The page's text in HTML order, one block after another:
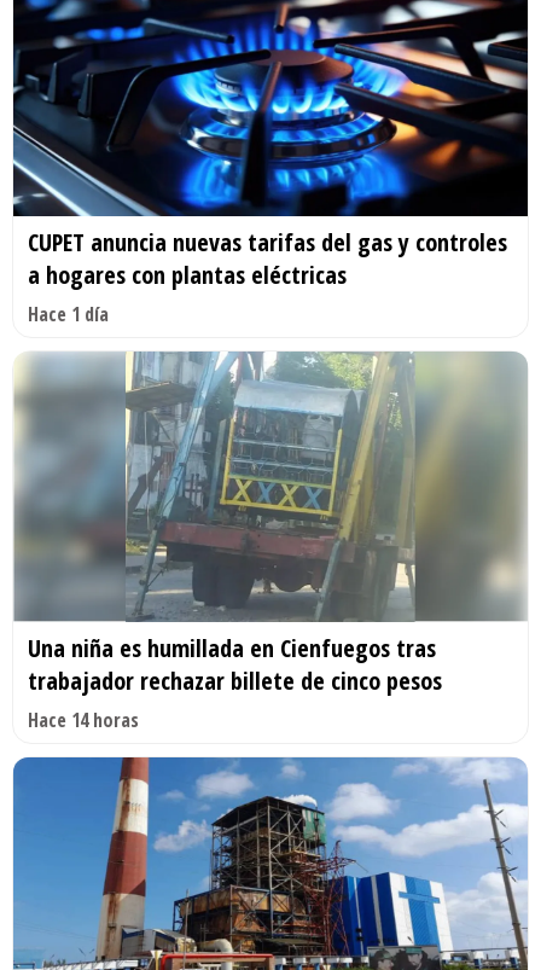
CUPET anuncia nuevas tarifas del gas y controles
a hogares con plantas eléctricas
Hace 1 día
Una niña es humillada en Cienfuegos tras
trabajador rechazar billete de cinco pesos
Hace 14 horas